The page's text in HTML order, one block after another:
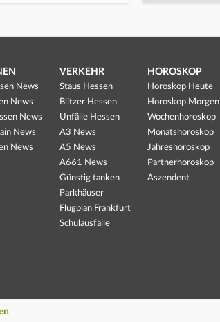
News
News
News
News
News
VERKEHR
Staus Hessen
Blitzer Hessen
Unfälle Hessen
A3 News
A5 News
A661 News
Günstig tanken
Parkhäuser
Flugplan Frankfurt
Schulausfälle
HOROSKOP
Horoskop Heute
Horoskop Morgen
Wochenhoroskop
Monatshoroskop
Jahreshoroskop
Partnerhoroskop
Aszendent